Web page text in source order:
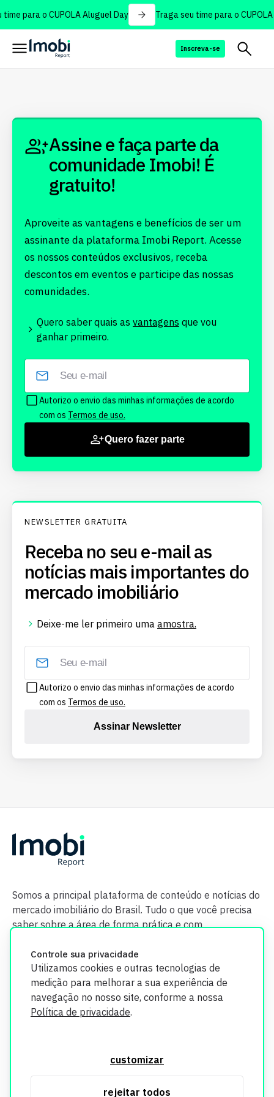
para o CUPOLA Aluguel Day Traga seu time para o CUPOLA
Inscreva-se
Controle sua privacidade
Utilizamos cookies e outras tecnologias de
medição para melhorar a sua experiência de
navegação no nosso site, conforme a nossa
Política de privacidade.
customizar
rejeitar todos
Assine e faça parte da
comunidade Imobi! É
gratuito!
Aproveite as vantagens e benefícios de ser um
assinante da plataforma Imobi Report. Acesse
os nossos conteúdos exclusivos, receba
descontos em eventos e participe das nossas
comunidades.
Quero saber quais as vantagens que vou
ganhar primeiro.
Autorizo o envio das minhas informações de acordo
com os Termos de uso.
Quero fazer parte
NEWSLETTER GRATUITA
Receba no seu e-mail as
notícias mais importantes do
mercado imobiliário
Deixe-me ler primeiro uma amostra.
Autorizo o envio das minhas informações de acordo
com os Termos de uso.
Assinar Newsletter
Somos a principal plataforma de conteúdo e notícias do
mercado imobiliário do Brasil. Tudo o que você precisa
saber sobre a área de forma prática e com
segurança. Todos os dados coletados em nosso site são
utilizados exclusivamente para fins de aprimoramento de
informações, consulte nossa Política de Privacidade.